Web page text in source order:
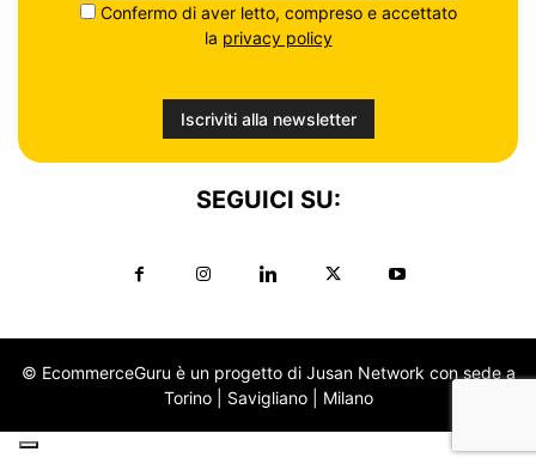
Confermo di aver letto, compreso e accettato
la privacy policy
SEGUICI SU:
© EcommerceGuru è un progetto di Jusan Network con sede a
Torino | Savigliano | Milano